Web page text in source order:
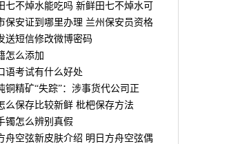
七不焯水能吃吗 新鲜田七不焯水可
保安证到哪里办理 兰州保安员资格
送短信修改微博密码
怎么添加
语考试有什么好处
铜精矿“失踪”：涉事货代公司正
么保存比较新鲜 枇杷保存方法
镯怎么辨别真假
舟空弦新皮肤介绍 明日方舟空弦偶